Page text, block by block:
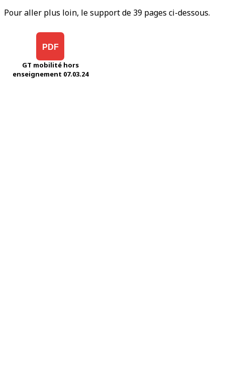
Pour aller plus loin, le support de 39 pages ci-dessous.
PDF
GT mobilité hors
enseignement 07.03.24